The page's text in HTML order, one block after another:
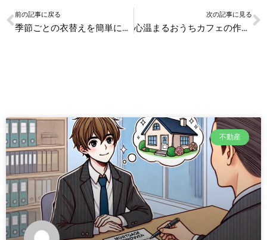
Prev
前の記事に戻る
季節ごとの衣替えを簡単にするコツ
次の記事に見る
心温まるおうちカフェの作り方
不動産